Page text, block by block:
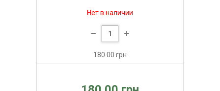
Нет в наличии
180.00 грн